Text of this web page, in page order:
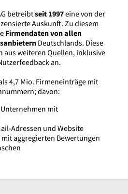
betreibtseit 1997eine von der
Auskunft. Zu diesem
Firmendaten von allen
Deutschlands. Diese
aus weiteren Quellen, inklusive
an.
4,7 Mio. Firmeneinträge mit
davon:
mit
Adressen und Website
mit aggregierten Bewertungen